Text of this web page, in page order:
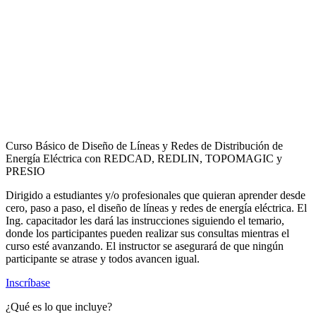
Curso Básico de Diseño de Líneas y Redes de Distribución de
Energía Eléctrica con REDCAD, REDLIN, TOPOMAGIC y
PRESIO
Dirigido a estudiantes y/o profesionales que quieran aprender desde
cero, paso a paso, el diseño de líneas y redes de energía eléctrica. El
Ing. capacitador les dará las instrucciones siguiendo el temario,
donde los participantes pueden realizar sus consultas mientras el
curso esté avanzando. El instructor se asegurará de que ningún
participante se atrase y todos avancen igual.
Inscríbase
¿Qué es lo que incluye?